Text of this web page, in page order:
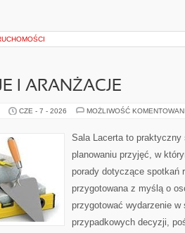
I ARANŻACJE
CZE - 7 - 2026 MOŻLIWOŚĆ
Sala Lacerta to praktyczny
planowaniu przyjęć, w
porady dotyczące spotkań
przygotowana z myślą o
przygotować wydarzenie
przypadkowych decyzji,